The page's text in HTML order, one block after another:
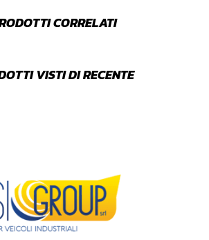
CORRELATI
VISTI DI RECENTE